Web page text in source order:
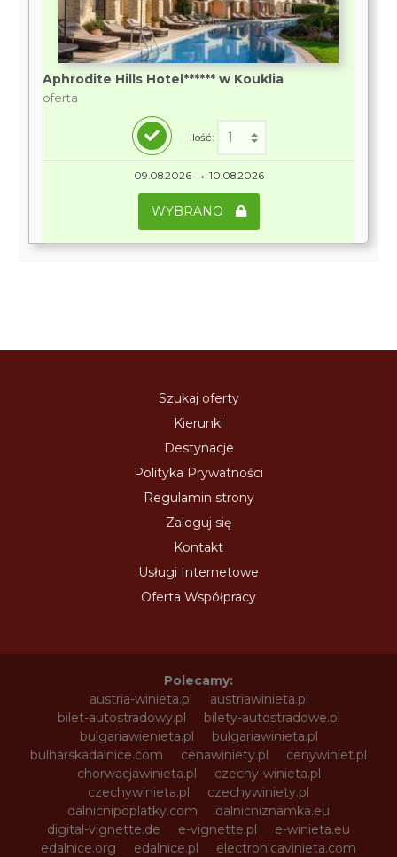
Aphrodite Hills Hotel****** w Kouklia
oferta
Ilość:
09.08.2026 → 10.08.2026
WYBRANO
Szukaj oferty
Kierunki
Destynacje
Polityka Prywatności
Regulamin strony
Zaloguj się
Kontakt
Usługi Internetowe
Oferta Współpracy
Polecamy:
austria-winieta.pl
austriawinieta.pl
bilet-autostradowy.pl
bilety-autostradowe.pl
bulgariawienieta.pl
bulgariawinieta.pl
bulharskadalnice.com
cenawiniety.pl
cenywiniet.pl
chorwacjawinieta.pl
czechy-winieta.pl
czechywinieta.pl
czechywiniety.pl
dalnicnipoplatky.com
dalnicniznamka.eu
digital-vignette.de
e-vignette.pl
e-winieta.eu
edalnice.org
edalnice.pl
electronicavinieta.com